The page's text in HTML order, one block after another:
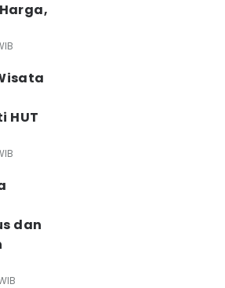
HUT
dan